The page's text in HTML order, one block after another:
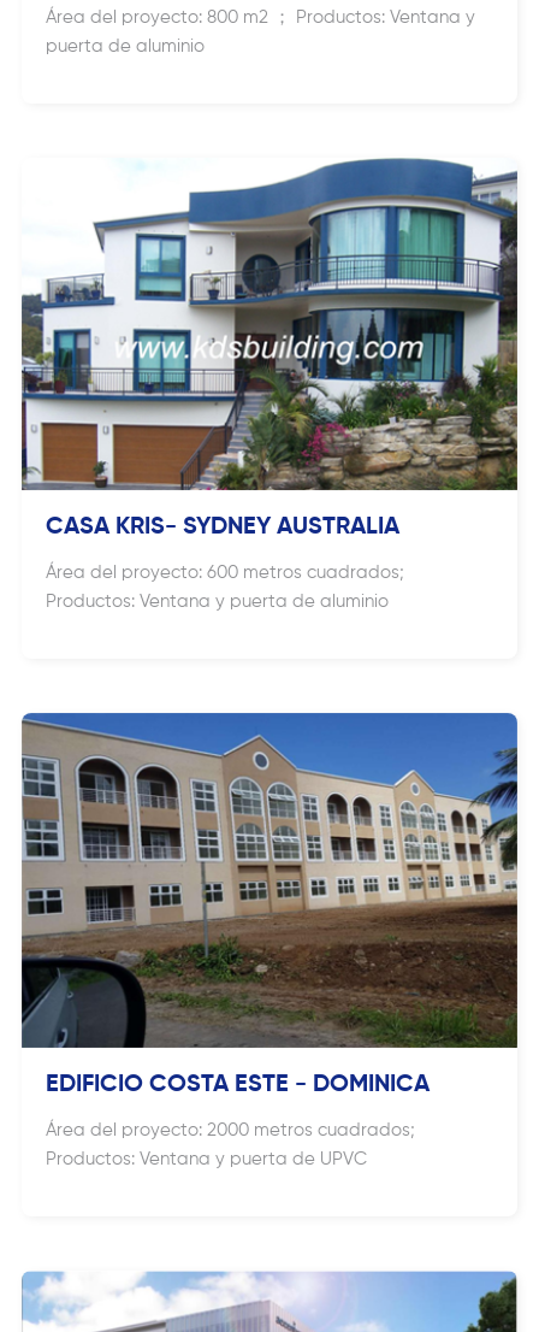
Área del proyecto: 800 m2 ； Productos: Ventana y
puerta de aluminio
CASA KRIS- SYDNEY AUSTRALIA
Área del proyecto: 600 metros cuadrados;
Productos: Ventana y puerta de aluminio
EDIFICIO COSTA ESTE - DOMINICA
Área del proyecto: 2000 metros cuadrados;
Productos: Ventana y puerta de UPVC